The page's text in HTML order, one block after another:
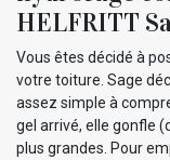
HELFRITT
Vous êtes décidé à
votre toiture. Sage
assez simple à
gel arrivé, elle gonfle
plus grandes. Pour